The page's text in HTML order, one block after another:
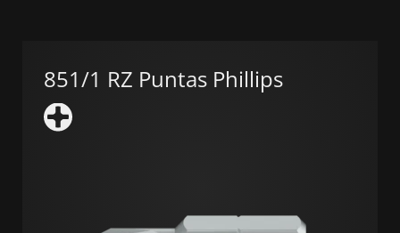
851/1 RZ Puntas Phillips